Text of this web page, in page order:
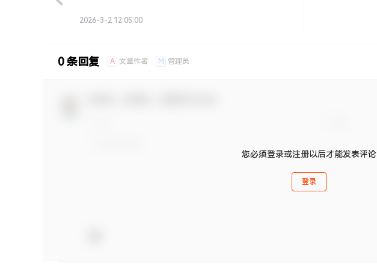
2026-3-2 12:05:00
0 条回复 A 文章作者 M 管理员
您必须登录或注册以后才能发表评论
登录